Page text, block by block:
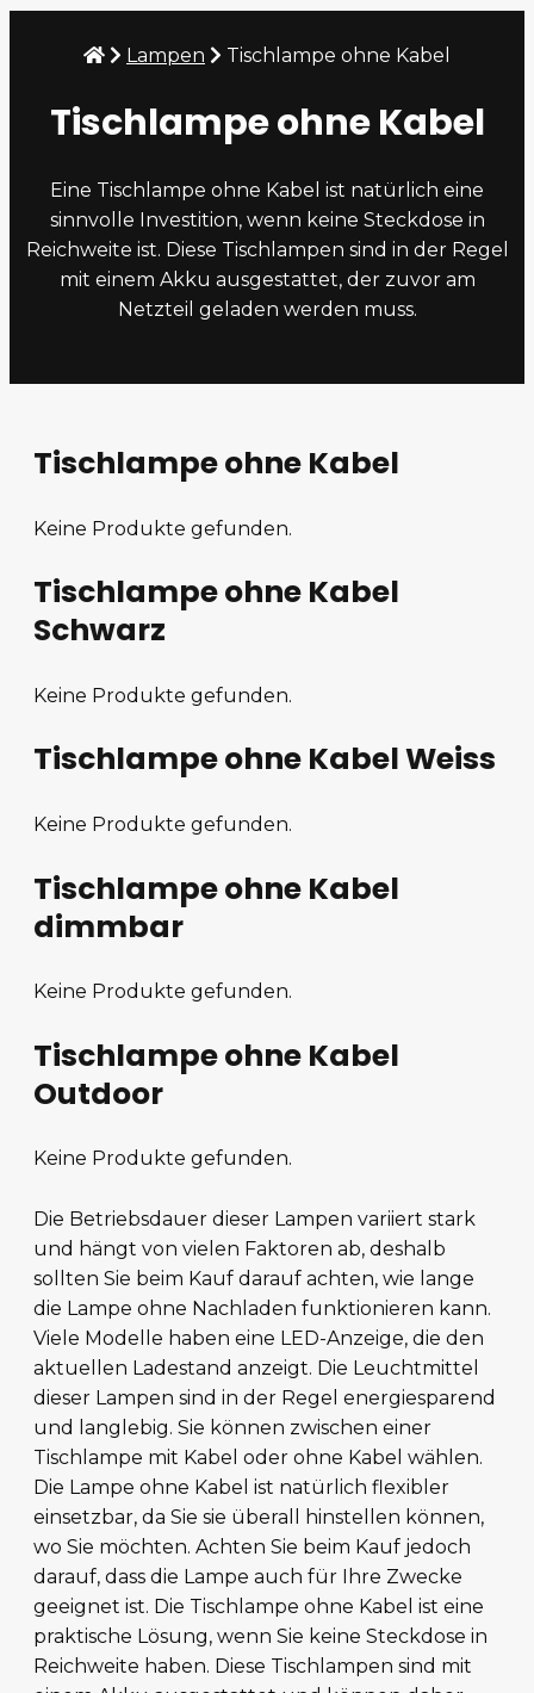
Lampen Tischlampe ohne Kabel
Tischlampe ohne Kabel
Eine Tischlampe ohne Kabel ist natürlich eine
sinnvolle Investition, wenn keine Steckdose in
Reichweite ist. Diese Tischlampen sind in der Regel
mit einem Akku ausgestattet, der zuvor am
Netzteil geladen werden muss.
Tischlampe ohne Kabel
Keine Produkte gefunden.
Tischlampe ohne Kabel
Schwarz
Keine Produkte gefunden.
Tischlampe ohne Kabel Weiss
Keine Produkte gefunden.
Tischlampe ohne Kabel
dimmbar
Keine Produkte gefunden.
Tischlampe ohne Kabel
Outdoor
Keine Produkte gefunden.
Die Betriebsdauer dieser Lampen variiert stark
und hängt von vielen Faktoren ab, deshalb
sollten Sie beim Kauf darauf achten, wie lange
die Lampe ohne Nachladen funktionieren kann.
Viele Modelle haben eine LED-Anzeige, die den
aktuellen Ladestand anzeigt. Die Leuchtmittel
dieser Lampen sind in der Regel energiesparend
und langlebig. Sie können zwischen einer
Tischlampe mit Kabel oder ohne Kabel wählen.
Die Lampe ohne Kabel ist natürlich flexibler
einsetzbar, da Sie sie überall hinstellen können,
wo Sie möchten. Achten Sie beim Kauf jedoch
darauf, dass die Lampe auch für Ihre Zwecke
geeignet ist. Die Tischlampe ohne Kabel ist eine
praktische Lösung, wenn Sie keine Steckdose in
Reichweite haben. Diese Tischlampen sind mit